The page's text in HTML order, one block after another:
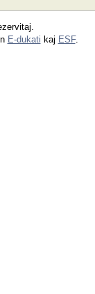
E-dukati kaj ESF.